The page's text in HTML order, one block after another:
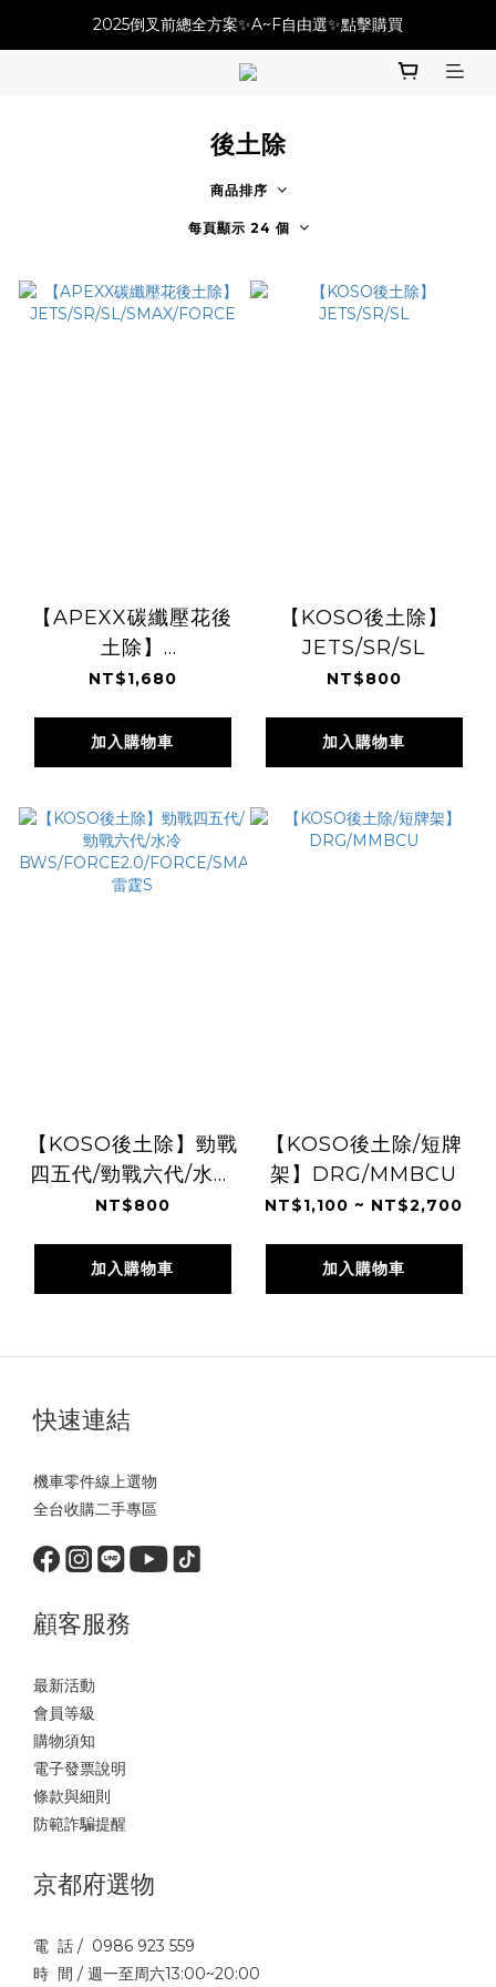
必改龍頭四件套⚡️不用五千六!! 優惠價只要 $ 4899💥
2025倒叉前總全方案✨A~F自由選✨點擊購買
必改龍頭四件套⚡️不用五千六!! 優惠價只要 $ 4899💥
後土除
商品排序
每頁顯示 24 個
【APEXX碳纖壓花後
土除】
JETS/SR/SL/SMAX/FORCE
NT$1,680
加入購物車
【KOSO後土除】
JETS/SR/SL
NT$800
加入購物車
【KOSO後土除】勁戰
四五代/勁戰六代/水冷
BWS/FORCE2.0/FORCE/SMAX/
NT$800
加入購物車
【KOSO後土除/短牌
架】DRG/MMBCU
NT$1,100 ~ NT$2,700
加入購物車
快速連結
機車零件線上選物
全台收購二手專區
顧客服務
最新活動
會員等級
購物須知
電子發票說明
條款與細則
防範詐騙提醒
京都府選物
電 話 / 0986 923 559
時 間 / 週一至周六13:00~20:00